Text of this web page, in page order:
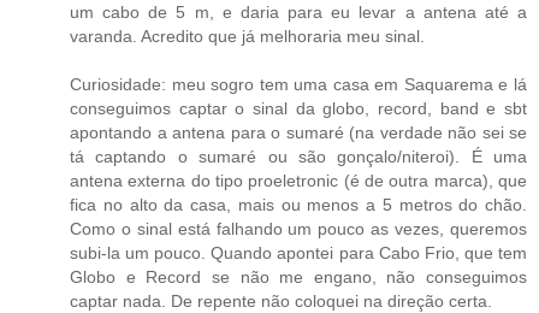
um cabo de 5 m, e daria para eu levar a antena até a
varanda. Acredito que já melhoraria meu sinal.
Curiosidade: meu sogro tem uma casa em Saquarema e lá
conseguimos captar o sinal da globo, record, band e sbt
apontando a antena para o sumaré (na verdade não sei se
tá captando o sumaré ou são gonçalo/niteroi). É uma
antena externa do tipo proeletronic (é de outra marca), que
fica no alto da casa, mais ou menos a 5 metros do chão.
Como o sinal está falhando um pouco as vezes, queremos
subi-la um pouco. Quando apontei para Cabo Frio, que tem
Globo e Record se não me engano, não conseguimos
captar nada. De repente não coloquei na direção certa.